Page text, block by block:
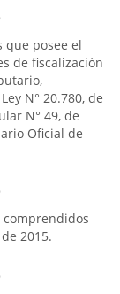
que posee el
de fiscalización
N° 20.780, de
N° 49, de
Oficial de
comprendidos
2015.